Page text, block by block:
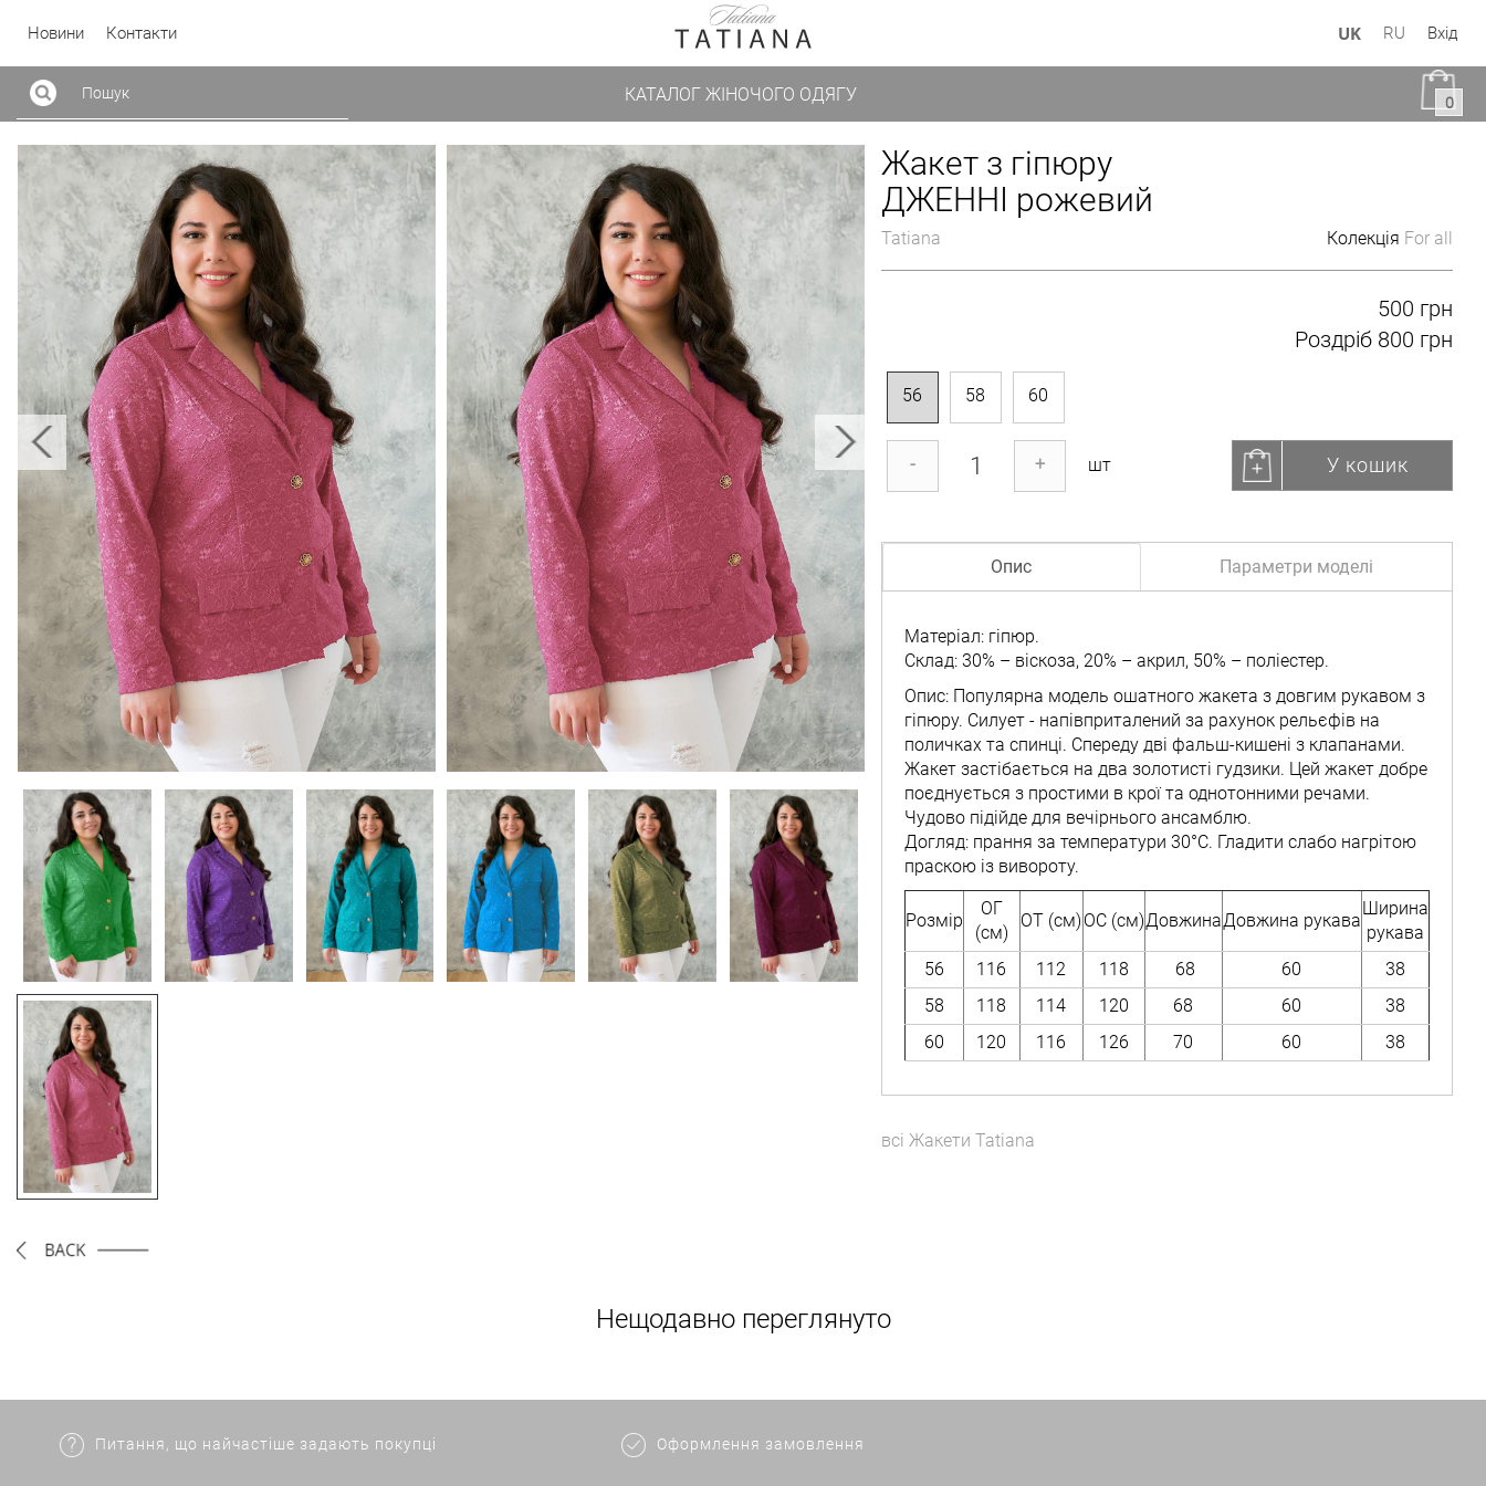
Новини Контакти UK RU Вхід
КАТАЛОГ ЖІНОЧОГО ОДЯГУ 0
Жакет з гіпюру
ДЖЕННІ рожевий
Tatiana Колекція For all
500 грн
Роздріб 800 грн
56 58 60
- + шт У кошик
Опис Параметри моделі
Матеріал: гіпюр.
Склад: 30% – віскоза, 20% – акрил, 50% – поліестер.
Опис: Популярна модель ошатного жакета з довгим рукавом з
гіпюру. Силует - напівприталений за рахунок рельєфів на
поличках та спинці. Спереду дві фальш-кишені з клапанами.
Жакет застібається на два золотисті гудзики. Цей жакет добре
поєднується з простими в крої та однотонними речами.
Чудово підійде для вечірнього ансамблю.
Догляд: прання за температури 30°C. Гладити слабо нагрітою
праскою із вивороту.
Розмір
ОГ
(см)
ОТ (см) ОС (см)ДовжинаДовжина рукава
Ширина
рукава
56
116 112 118 68 60
38
58
118 114 120 68 60
38
60
120 116 126 70 60 38
всі Жакети Tatiana
Нещодавно переглянуто
Питання, що найчастіше задають покупці Оформлення замовлення